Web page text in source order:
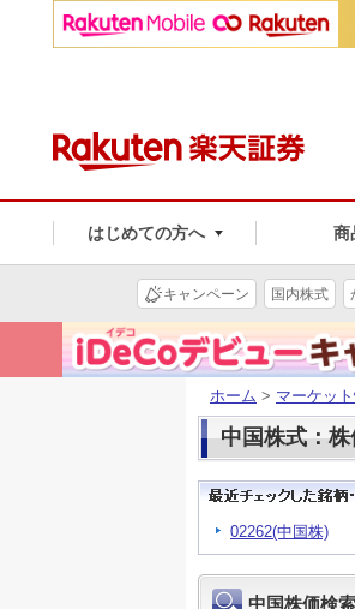
はじめての方へ 商
キャンペーン 国内株式
ホーム > マーケッ
中国株式：株
02262(中国株)